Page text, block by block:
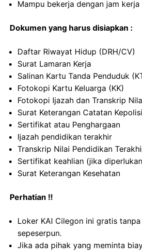
Mampu bekerja dengan jam
Dokumen yang harus disiapkan :
Daftar Riwayat Hidup (DRH/CV)
Surat Lamaran Kerja
Salinan Kartu Tanda Penduduk
Fotokopi Kartu Keluarga (KK)
Fotokopi Ijazah dan Transkrip
Surat Keterangan Catatan
Sertifikat atau Penghargaan
Ijazah pendidikan terakhir
Transkrip Nilai Pendidikan
Sertifikat keahlian (jika
Surat Keterangan Kesehatan
Perhatian !!
Loker KAI Cilegon ini gratis
sepeserpun.
Jika ada pihak yang meminta